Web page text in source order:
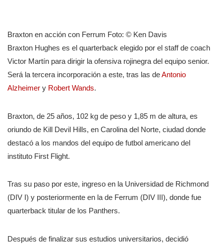
Braxton en acción con Ferrum Foto: © Ken Davis
Braxton Hughes es el quarterback elegido por el staff de coach
Victor Martín para dirigir la ofensiva rojinegra del equipo senior.
Será la tercera incorporación a este, tras las deAntonio
Alzheimer y Robert Wands.
Braxton, de 25 años, 102 kg de peso y 1,85 m de altura, es
oriundo de Kill Devil Hills, en Carolina del Norte, ciudad donde
destacó a los mandos del equipo de futbol americano del
instituto First Flight.
Tras su paso por este, ingreso en la Universidad de Richmond
(DIV I) y posteriormente en la de Ferrum (DIV III), donde fue
quarterback titular de los Panthers.
Después de finalizar sus estudios universitarios, decidió